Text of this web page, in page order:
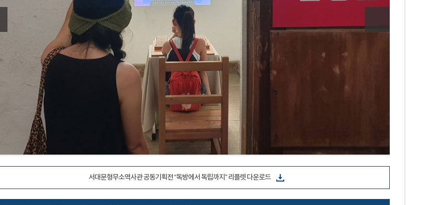
서대문형무소역사관 공동기획전 “독방에서 독립까지” 리플렛 다운로드